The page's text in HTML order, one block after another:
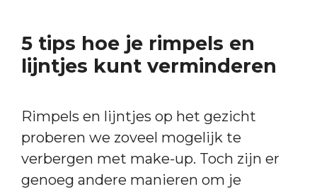
5 tips hoe je rimpels en
lijntjes kunt verminderen
Rimpels en lijntjes op het gezicht
proberen we zoveel mogelijk te
verbergen met make-up. Toch zijn er
genoeg andere manieren om je